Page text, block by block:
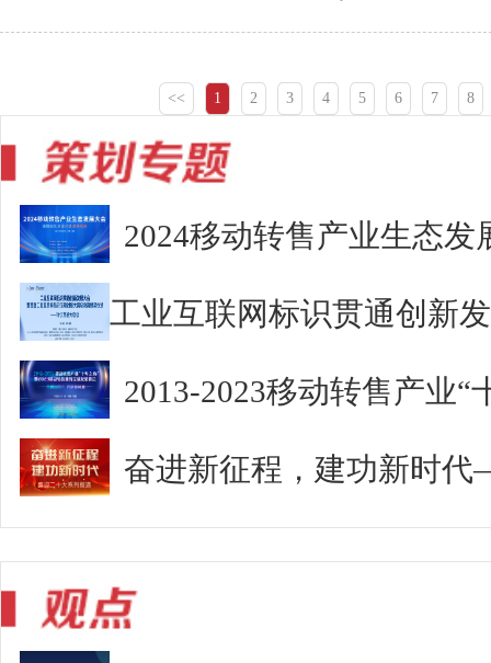
<< 1 2 3 4 5 6 7 8
2024移动转售产业生态发
2013-2023移动转售产业
奋进新征程，建功新时